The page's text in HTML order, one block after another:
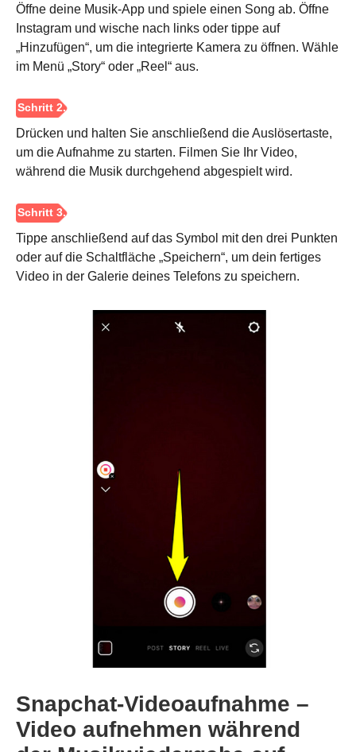
Schritt 1.
Schritt 2.
Öffne deine Musik-App und spiele einen Song ab. Öffne
Instagram und wische nach links oder tippe auf
„Hinzufügen“, um die integrierte Kamera zu öffnen. Wähle
im Menü „Story“ oder „Reel“ aus.
Drücken und halten Sie anschließend die Auslösertaste,
um die Aufnahme zu starten. Filmen Sie Ihr Video,
während die Musik durchgehend abgespielt wird.
Tippe anschließend auf das Symbol mit den drei Punkten
oder auf die Schaltfläche „Speichern“, um dein fertiges
Video in der Galerie deines Telefons zu speichern.
Snapchat-Videoaufnahme –
Video aufnehmen während